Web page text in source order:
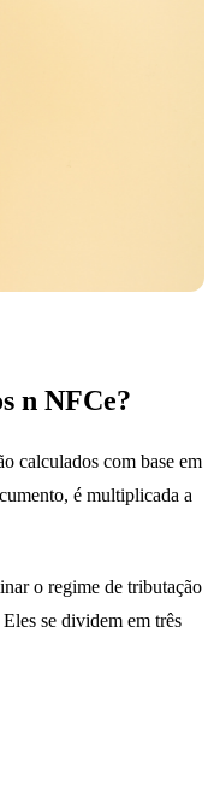
n NFCe?
calculados com base em
é multiplicada a
o regime de tributação
se dividem em três